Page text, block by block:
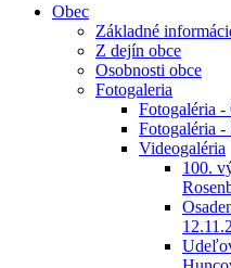
Obec
Základné
Z dejín obce
Osobnosti obce
Fotogaleria
Fotogaléria -
Fotogaléria -
Videogaléria
100.